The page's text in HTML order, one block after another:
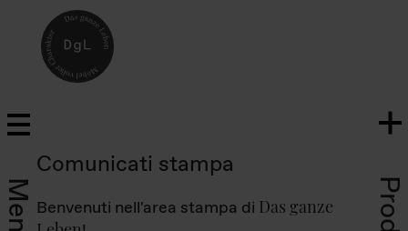
Menu
Comunicati stampa
Benvenuti nell'area stampa di Das ganze